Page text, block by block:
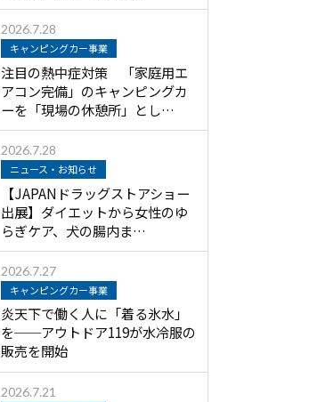
2026.7.28
キャンピングカー事業
注目の熱中症対策 「家庭用エ
アコン完備」のキャンピングカ
ーを「現場の休憩所」とし…
2026.7.28
ニュース・お知らせ
【JAPANドラッグストアショー
出展】ダイエットから女性のゆ
らぎケア、犬の腸内ま…
2026.7.27
キャンピングカー事業
炎天下で働く人に「着る氷水」
を──アウトドア119が水冷服の
販売を開始
2026.7.21